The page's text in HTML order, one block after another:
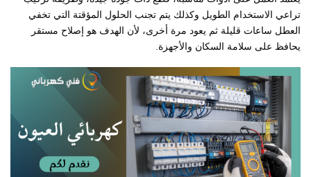
تراعي الاستخدام الطويل وكذلك يتم تجنب الحلول المؤقتة التي تخفي
العطل ساعات قليلة ثم يعود مرة أخرى، لأن الهدف هو إصلاح مستقر
يحافظ على سلامة السكان والأجهزة.